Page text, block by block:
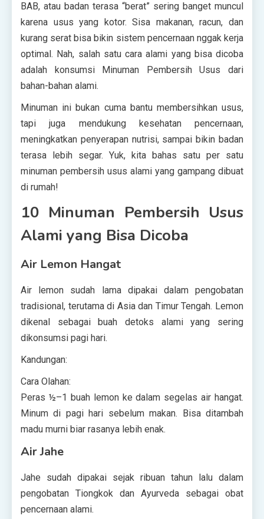
BAB, atau badan terasa “berat” sering banget muncul
karena usus yang kotor. Sisa makanan, racun, dan
kurang serat bisa bikin sistem pencernaan nggak kerja
optimal. Nah, salah satu cara alami yang bisa dicoba
adalah konsumsi Minuman Pembersih Usus dari
bahan-bahan alami.
Minuman ini bukan cuma bantu membersihkan usus,
tapi juga mendukung kesehatan pencernaan,
meningkatkan penyerapan nutrisi, sampai bikin badan
terasa lebih segar. Yuk, kita bahas satu per satu
minuman pembersih usus alami yang gampang dibuat
di rumah!
10 Minuman Pembersih Usus
Alami yang Bisa Dicoba
Air Lemon Hangat
Air lemon sudah lama dipakai dalam pengobatan
tradisional, terutama di Asia dan Timur Tengah. Lemon
dikenal sebagai buah detoks alami yang sering
dikonsumsi pagi hari.
Kandungan:
Cara Olahan:
Peras ½–1 buah lemon ke dalam segelas air hangat.
Minum di pagi hari sebelum makan. Bisa ditambah
madu murni biar rasanya lebih enak.
Air Jahe
Jahe sudah dipakai sejak ribuan tahun lalu dalam
pengobatan Tiongkok dan Ayurveda sebagai obat
pencernaan alami.